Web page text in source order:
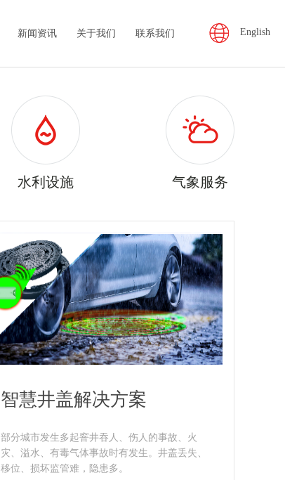
English
新闻资讯 关于我们 联系我们
水利设施 气象服务
智慧井盖解决方案
部分城市发生多起窨井吞人、伤人的事故、火
灾、溢水、有毒气体事故时有发生。井盖丢失、
移位、损坏监管难，隐患多。